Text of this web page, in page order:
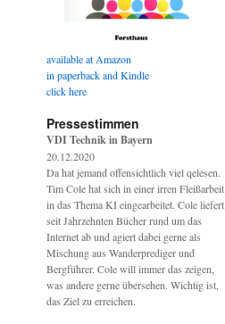
available at Amazon
in paperback and Kindle
click here
Pressestimmen
VDI Technik in Bayern
20.12.2020
Da hat jemand offensichtlich viel qelesen.
Tim Cole hat sich in einer irren Fleißarbeit
in das Thema KI eingearbeitet. Cole liefert
seit Jahrzehnten Bücher rund um das
Internet ab und agiert dabei gerne als
Mischung aus Wanderprediger und
Bergführer. Cole will immer das zeigen,
was andere gerne übersehen. Wichtig ist,
das Ziel zu erreichen.